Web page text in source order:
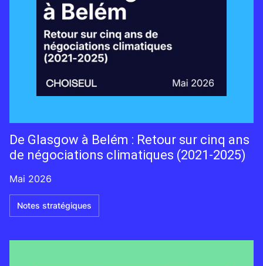
De Glasgow à Belém : Retour sur cinq ans
de négociations climatiques (2021-2025)
Mai 2026
Notes stratégiques